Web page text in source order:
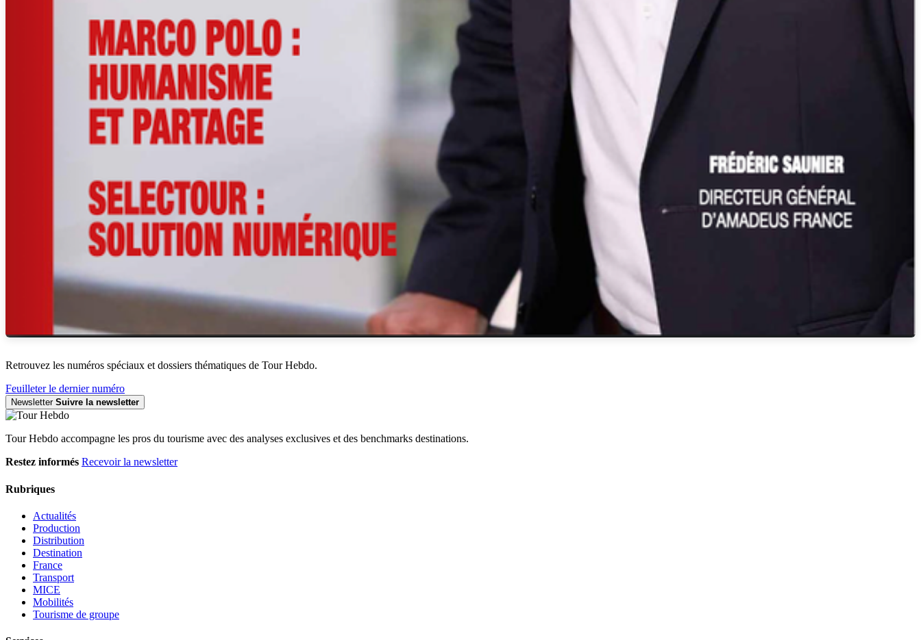
Retrouvez les numéros spéciaux et dossiers thématiques de Tour Hebdo.
Feuilleter le dernier numéro
Newsletter Suivre la newsletter
Tour Hebdo accompagne les pros du tourisme avec des analyses exclusives et des benchmarks destinations.
Restez informés Recevoir la newsletter
Rubriques
Actualités
Production
Distribution
Destination
France
Transport
MICE
Mobilités
Tourisme de groupe